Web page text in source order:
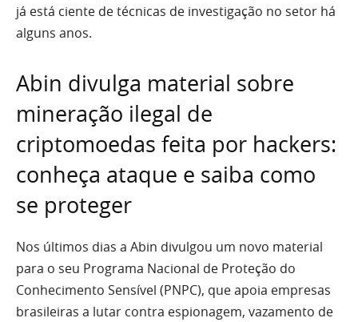
já está ciente de técnicas de investigação no setor há
alguns anos.
Abin divulga material sobre
mineração ilegal de
criptomoedas feita por hackers:
conheça ataque e saiba como
se proteger
Nos últimos dias a Abin divulgou um novo material
para o seu Programa Nacional de Proteção do
Conhecimento Sensível (PNPC), que apoia empresas
brasileiras a lutar contra espionagem, vazamento de